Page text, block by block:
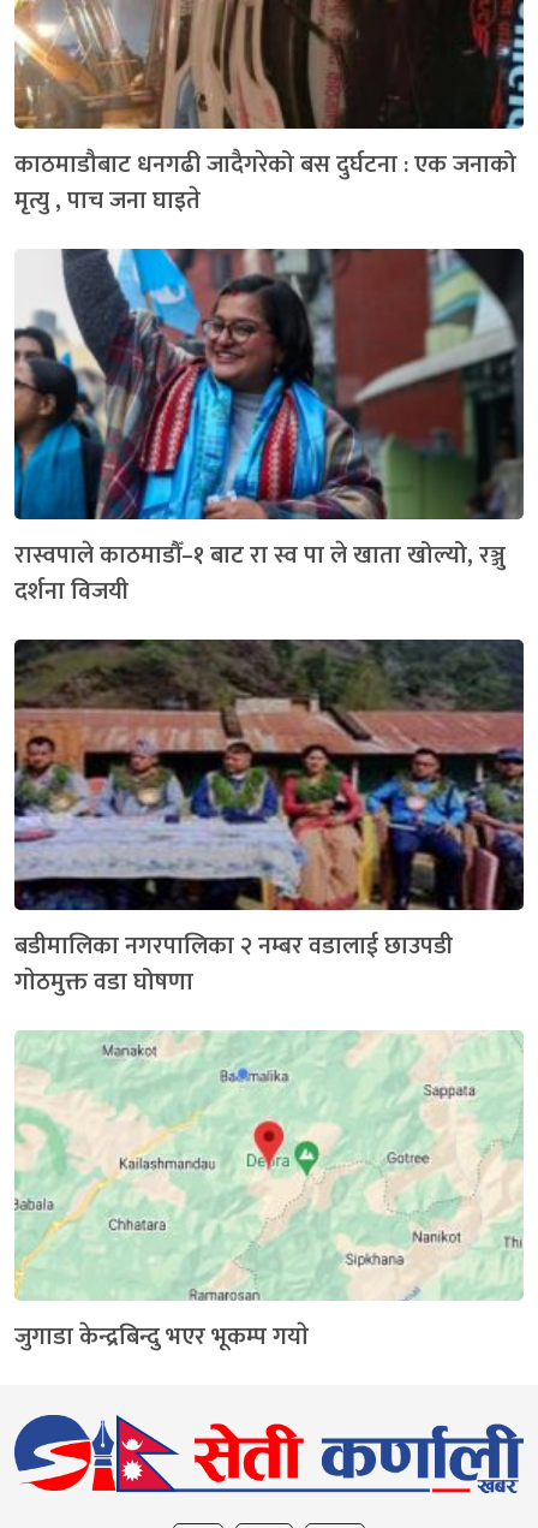
काठमाडौबाट धनगढी जादैगरेको बस दुर्घटना : एक जनाको
मृत्यु , पाच जना घाइते
रास्वपाले काठमाडौँ–१ बाट रा स्व पा ले खाता खोल्यो, रञ्जु
दर्शना विजयी
बडीमालिका नगरपालिका २ नम्बर वडालाई छाउपडी
गाेठमुक्त वडा घोषणा
जुगाडा केन्द्रबिन्दु भएर भूकम्प गयाे